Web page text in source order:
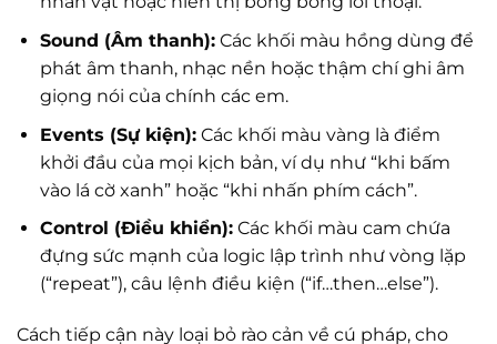
Sound (Âm thanh):Các khối màu hồng dùng để
phát âm thanh, nhạc nền hoặc thậm chí ghi âm
giọng nói của chính các em.
Events (Sự kiện):Các khối màu vàng là điểm
khởi đầu của mọi kịch bản, ví dụ như “khi bấm
vào lá cờ xanh” hoặc “khi nhấn phím cách”.
Control (Điều khiển):Các khối màu cam chứa
đựng sức mạnh của logic lập trình như vòng lặp
(“repeat”), câu lệnh điều kiện (“if…then…else”).
Cách tiếp cận này loại bỏ rào cản về cú pháp, cho